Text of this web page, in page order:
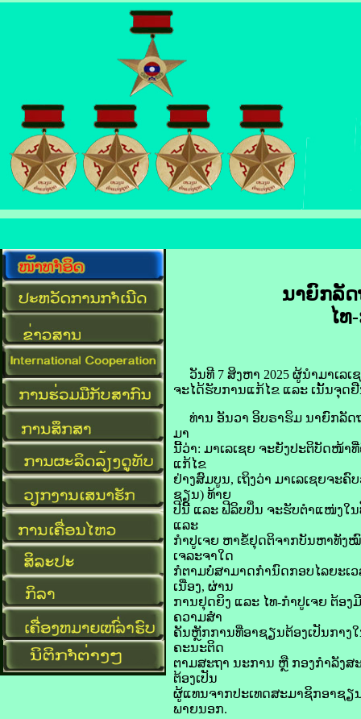
ນາຍົກລັດ
ໄທ
ວັນ​ທີ 7 ສິງຫາ 2025 ຜູ້ນຳ​ມາ​ເລ
ຈະ​ໄດ້​ຮັບ​ການ​ແກ້​ໄຂ ແລະ ເນັ້ນ​ຈຸດ​ຢື
ທ່ານ ອັນ​ວາ ອິບ​ຣາ​ຮິມ ນາຍົກລັດຖ
ມາ
ນີ້​ວ່າ: ມາ​ເລ​ເຊຍ ​ຈະ​ຍັງ​ປະຕິບັດ​ໜ້າ
ແກ້​ໄຂ
ຢ່າງ​ສົມບູນ, ເຖິງ​ວ່າ ​ມາ​ເລ​ເຊຍ​ຈະ​
ຊຽນ) ທ້າຍ​
ປີ​ນີ້ ແລະ ຟີ​ລິບ​ປິ່ນ ​ຈະ​ຮັບ​ຕຳແໜ່ງ​ໃນ​
ແລະ
ກຳປູເຈຍ ຫາ​ຂໍ້​ຢຸດຕິ​ຈາກ​ບັນຫາ​ທັງ​ໝົ
ເຈລະຈາ​ໃດ
ກໍ​ຕາມ​ບໍ່​ສາມາດ​ກຳນົດ​ກອບ​ໄລຍະ​ເ
ເນື່ອງ, ຜ່ານ​
ການ​ຢຸດ​ຍິງ ແລະ ໄທ-ກຳປູເຈຍ ຕ້ອ
ຄວາມ​ສຳ
ຄັນ​ຫຼັກການ​ທີ່​ອາ​ຊຽນ​ຕ້ອງ​ເປັນກາງ​
ຄະນະ​ຕິດ
ຕາມ​ສະຖາ ນະ​ການ ຫຼື ກອງ​ກຳລັງ​ສ
ຕ້ອງ​ເປັນ
ຜູ້​ແທນ​ຈາກ​ປະເທດ​ສະມາຊິກ​ອາ​ຊຽ
ພາຍ​ນອກ.